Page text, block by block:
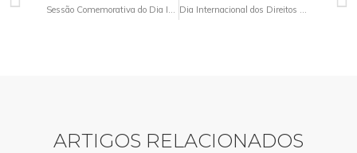
Sessão Comemorativa do Dia Internacional dos Direitos Humanos Dia Internacional dos Direitos Humanos – 2019
ARTIGOS RELACIONADOS